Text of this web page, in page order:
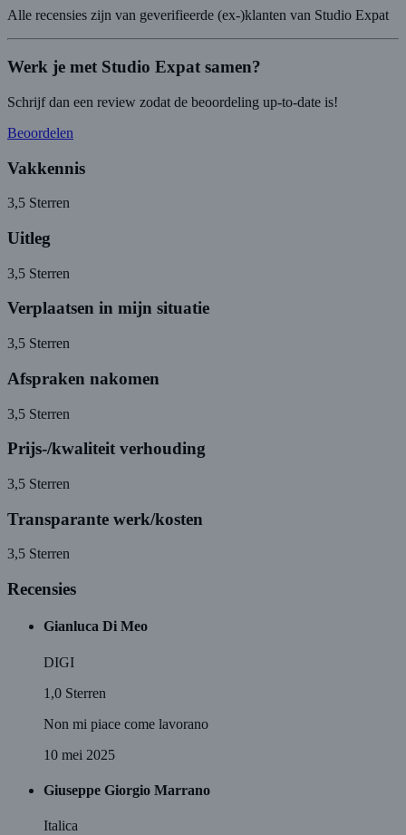
Alle recensies zijn van geverifieerde (ex-)klanten van Studio Expat
Werk je met Studio Expat samen?
Schrijf dan een review zodat de beoordeling up-to-date is!
Beoordelen
Vakkennis
3,5 Sterren
Uitleg
3,5 Sterren
Verplaatsen in mijn situatie
3,5 Sterren
Afspraken nakomen
3,5 Sterren
Prijs-/kwaliteit verhouding
3,5 Sterren
Transparante werk/kosten
3,5 Sterren
Recensies
Gianluca Di Meo
DIGI
1,0 Sterren
Non mi piace come lavorano
10 mei 2025
Giuseppe Giorgio Marrano
Italica